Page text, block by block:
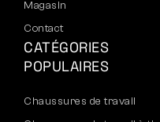
Magasin
Contact
CATÉGORIES
POPULAIRES
Chaussures de travail